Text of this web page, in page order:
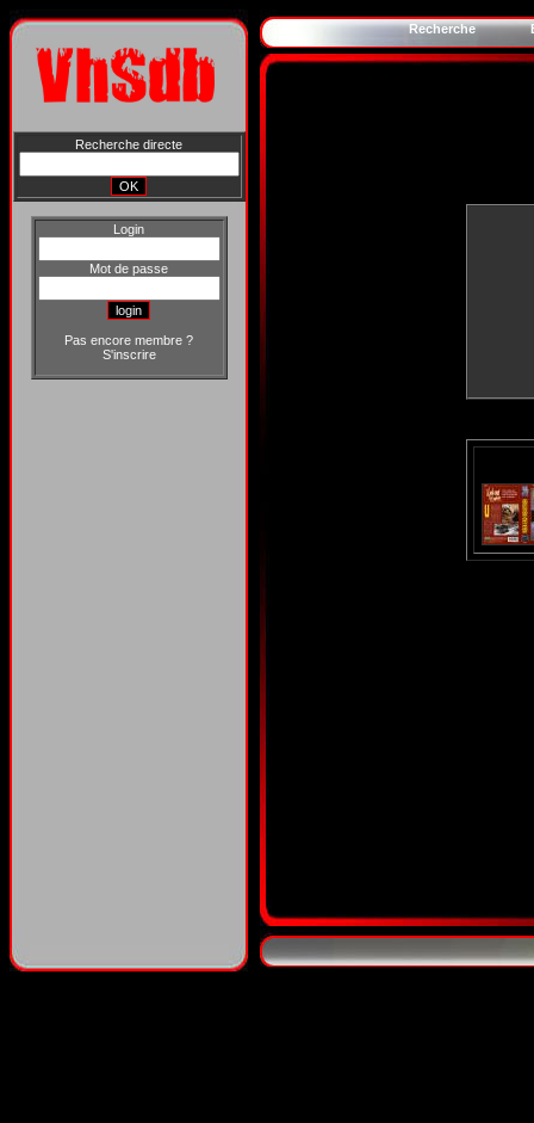
Recherche directe
Login
Mot de passe
Pas encore membre ?
S'inscrire
Recherche